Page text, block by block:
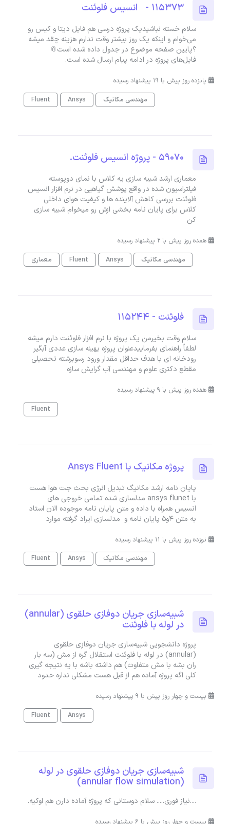
115373 - انسیس فلوئنت
سلام خسته نباشیدیک پروژه درسی هم فایل دیتا و کیس رو
می‌خوام و اینکه یک روز بیشتر وقت ندارم هزینه چقد میشه
؟پایین صفحه موضوع در جدول داده شده است📎
فایل‌های پروژه در ادامه پیام ارسال شده است.
پانزده روز پیش با 19 پیشنهاد رسیده
مهندسی مکانیک
Ansys
Fluent
59070 - پروژه انسیس فلوئنت.
معماری ارشد شبیه سازی یه کلاس با نمای دوپوسته
فیلتراسیون شده در واقع پوشش گیاهیی در نرم افزار انسیس
فلوئنت بررسی کاهش آلاینده ها و کیفیت هوای داخلی
کلاس برای پایان نامه بخشی ازش رو میخوام شبیه سازی
کن
هفده روز پیش با 2 پیشنهاد رسیده
مهندسی مکانیک
Ansys
Fluent معماری
فلوئنت - 115244
سلام وقت بخیرمن یک پروژه با نرم افزار فلوئنت دارم میشه
لطفاً راهنمای بفرماییدعنوان پروژه بهینه سازی عددی آبگیر
رودخانه ای با هدف حداقل مقدار ورود رسوبرشته تحصیلی
مقطع دکتری علوم و مهندسی آب گرایش سازه
هفده روز پیش با 9 پیشنهاد رسیده
Fluent
پروژه مکانیک با Ansys Fluent
پایان نامه ارشد مکانیگ تبدیل انرژی بحث جت هوا هست
با ansys flunet مدلسازی شده تمامی خروجی های
انسیس همراه با داده و متن پایان نامه موجوده الان استاد
به متن ۴و۵ پایان نامه و مدلسازی ایراد گرفته موارد
نوزده روز پیش با 11 پیشنهاد رسیده
مهندسی مکانیک
Ansys
Fluent
شبیه‌سازی جریان دوفازی حلقوی (annular)
در لوله با فلوئنت
پروژه دانشجویی شبیه‌سازی جریان دوفازی حلقوی
(annular) در لوله با فلوئنت استقلال گره از مش (سه بار
ران بشه با مش متفاوت) هم داشته باشه با یه نتیجه گیری
کلی اگه پروژه آماده هم از قبل هست مشکلی نداره حدود
بیست و چهار روز پیش با 9 پیشنهاد رسیده
Ansys
Fluent
شبیه‌سازی جریان دوفازی حلقوی در لوله
(annular flow simulation)
....نیاز فوری..... سلام دوستانی که پروژه آماده دارن هم اوکیه.
بیست و چهار روز پیش با 6 پیشنهاد رسیده